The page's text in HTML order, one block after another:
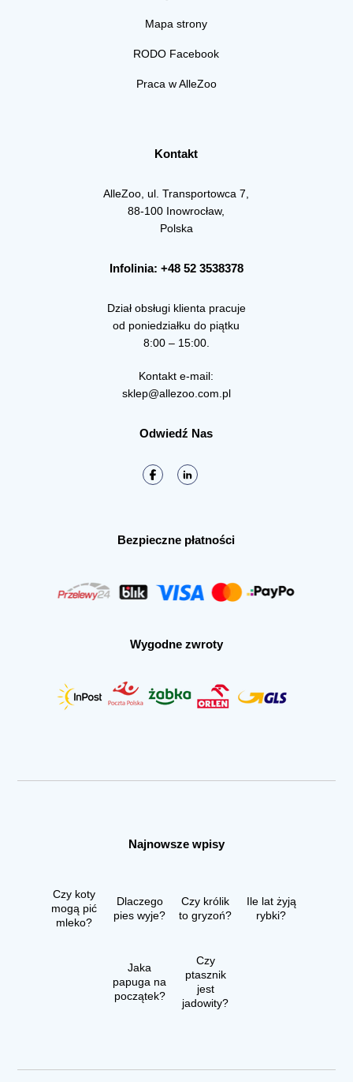
Mapa strony
RODO Facebook
Praca w AlleZoo
Kontakt
AlleZoo, ul. Transportowca 7,
88-100 Inowrocław,
Polska
Infolinia: +48 52 3538378
Dział obsługi klienta pracuje
od poniedziałku do piątku
8:00 – 15:00.
Kontakt e-mail:
sklep@allezoo.com.pl
Odwiedź Nas
Bezpieczne płatności
Wygodne zwroty
Najnowsze wpisy
Czy koty
mogą pić
mleko?
Dlaczego
pies wyje?
Czy królik
to gryzoń?
Ile lat żyją
rybki?
Jaka
papuga na
początek?
Czy
ptasznik
jest
jadowity?